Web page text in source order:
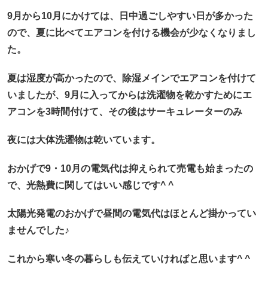
9月から10月にかけては、日中過ごしやすい日が多かった
ので、夏に比べてエアコンを付ける機会が少なくなりまし
た。
夏は湿度が高かったので、除湿メインでエアコンを付けて
いましたが、9月に入ってからは洗濯物を乾かすためにエ
アコンを3時間付けて、その後はサーキュレーターのみ
夜には大体洗濯物は乾いています。
おかげで9・10月の電気代は抑えられて売電も始まったの
で、光熱費に関してはいい感じです^ ^
太陽光発電のおかげで昼間の電気代はほとんど掛かってい
ませんでした♪
これから寒い冬の暮らしも伝えていければと思います^ ^